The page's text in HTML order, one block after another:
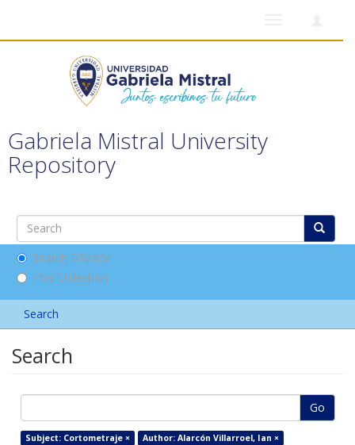
Gabriela Mistral University
Repository
Search DSpace
This Collection
Search
Search
Go
Subject: Cortometraje ×
Author: Alarcón Villarroel, Ian ×